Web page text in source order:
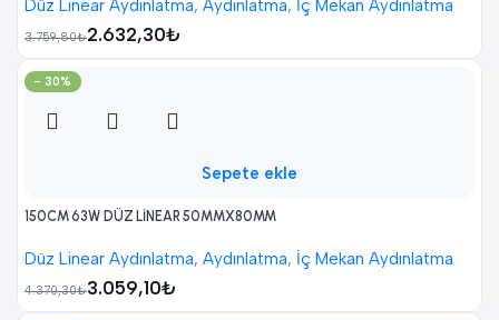
Düz Linear Aydınlatma, Aydınlatma, İç Mekan Aydınlatma
3.759,80₺2.632,30₺
- 30%
Sepete ekle
150CM 63W DÜZ LİNEAR 50MMX80MM
Düz Linear Aydınlatma, Aydınlatma, İç Mekan Aydınlatma
4.370,30₺3.059,10₺